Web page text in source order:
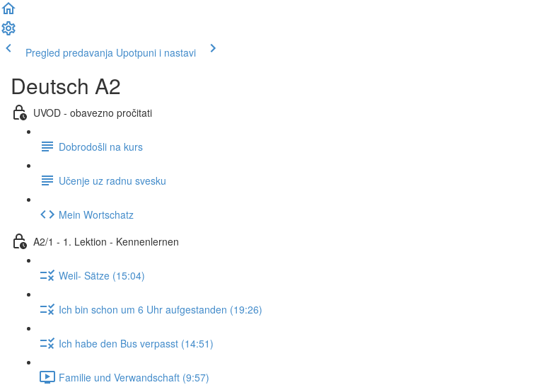
Pregled predavanja Upotpuni i nastavi
Deutsch A2
UVOD - obavezno pročitati
Dobrodošli na kurs
Učenje uz radnu svesku
Mein Wortschatz
A2/1 - 1. Lektion - Kennenlernen
Weil- Sätze (15:04)
Ich bin schon um 6 Uhr aufgestanden (19:26)
Ich habe den Bus verpasst (14:51)
Familie und Verwandschaft (9:57)